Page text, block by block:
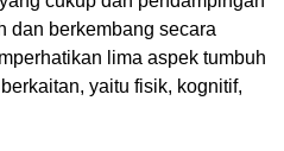
dan berkembang secara
lima aspek tumbuh
yaitu fisik, kognitif,